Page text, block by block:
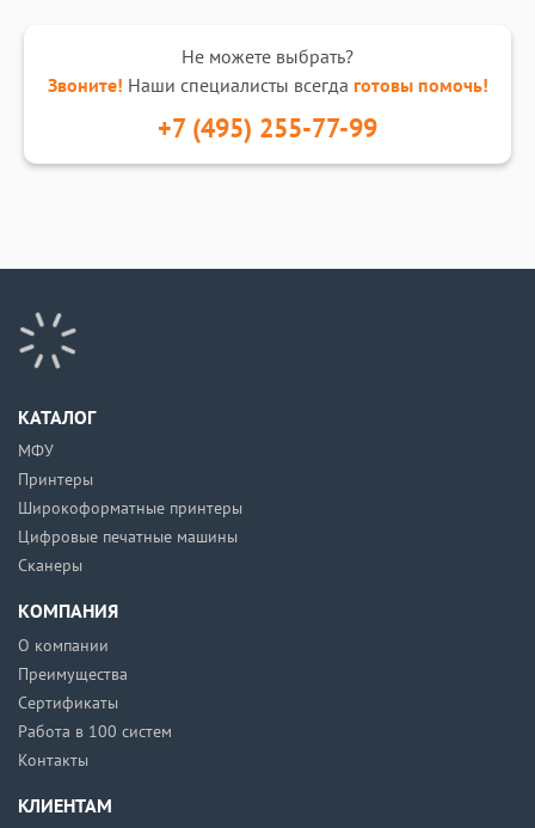
Не можете выбрать?
Звоните! Наши специалисты всегда готовы помочь!
+7 (495) 255-77-99
КАТАЛОГ
МФУ
Принтеры
Широкоформатные принтеры
Цифровые печатные машины
Сканеры
КОМПАНИЯ
О компании
Преимущества
Сертификаты
Работа в 100 систем
Контакты
КЛИЕНТАМ